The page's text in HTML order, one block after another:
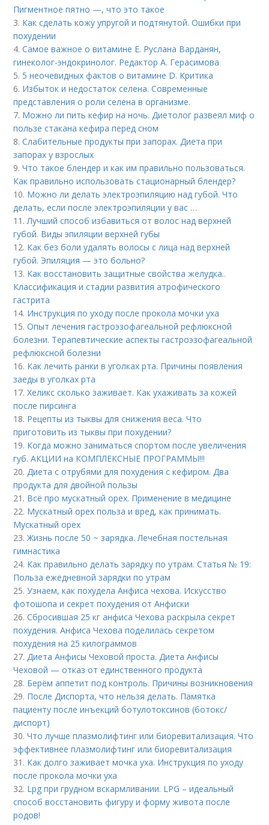
Пигментное пятно —, что это такое
3. Как сделать кожу упругой и подтянутой. Ошибки при
похудении
4.Самое важное о витамине Е. Руслана Варданян,
гинеколог-эндокринолог. Редактор А. Герасимова
5. 5 неочевидных фактов о витамине D. Критика
6. Избыток и недостаток селена. Современные
представления о роли селена в организме.
7. Можно ли пить кефир на ночь. Диетолог развеял миф о
пользе стакана кефира перед сном
8.Слабительные продукты при запорах. Диета при
запорах у взрослых
9.Что такое блендер и как им правильно пользоваться.
Как правильно использовать стационарный блендер?
10. Можно ли делать электроэпиляцию над губой. Что
делать, если после электроэпиляции у вас …
11.Лучший способ избавиться от волос над верхней
губой. Виды эпиляции верхней губы
12. Как без боли удалять волосы с лица над верхней
губой. Эпиляция — это больно?
13. Как восстановить защитные свойства желудка..
Классификация и стадии развития атрофического
гастрита
14. Инструкция по уходу после прокола мочки уха
15.Опыт лечения гастроэзофагеальной рефлюксной
болезни. Терапевтические аспекты гастроэзофагеальной
рефлюксной болезни
16. Как лечить ранки в уголках рта. Причины появления
заеды в уголках рта
17.Хеликс сколько заживает. Как ухаживать за кожей
после пирсинга
18. Рецепты из тыквы для снижения веса. Что
приготовить из тыквы при похудении?
19. Когда можно заниматься спортом после увеличения
губ. АКЦИИ на КОМПЛЕКСНЫЕ ПРОГРАММЫ!!!
20.Диета с отрубями для похудения с кефиром. Два
продукта для двойной пользы
21. Всё про мускатный орех. Применение в медицине
22. Мускатный орех польза и вред, как принимать.
Мускатный орех
23.Жизнь после 50 ~ зарядка. Лечебная постельная
гимнастика
24. Как правильно делать зарядку по утрам. Статья № 19:
Польза ежедневной зарядки по утрам
25.Узнаем, как похудела Анфиса чехова. Искусство
фотошопа и секрет похудения от Анфиски
26.Сбросившая 25 кг анфиса Чехова раскрыла секрет
похудения. Анфиса Чехова поделилась секретом
похудения на 25 килограммов
27.Диета Анфисы Чеховой проста. Диета Анфисы
Чеховой — отказ от единственного продукта
28. Берём аппетит под контроль. Причины возникновения
29. После Диспорта, что нельзя делать. Памятка
пациенту после инъекций ботулотоксинов (ботокс/
диспорт)
30.Что лучше плазмолифтинг или биоревитализация. Что
эффективнее плазмолифтинг или биоревитализация
31. Как долго заживает мочка уха. Инструкция по уходу
после прокола мочки уха
32. Lpg при грудном вскармливании. LPG – идеальный
способ восстановить фигуру и форму живота после
родов!